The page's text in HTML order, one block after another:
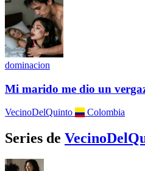
dominacion
Mi marido me dio un
VecinoDelQuinto Colombia
Series de